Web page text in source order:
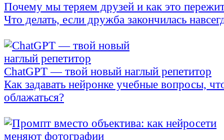
Почему мы теряем друзей и как это
Что делать, если дружба закончилась
ChatGPT — твой новый наглый репетитор
Как задавать нейронке учебные вопросы,
облажаться?